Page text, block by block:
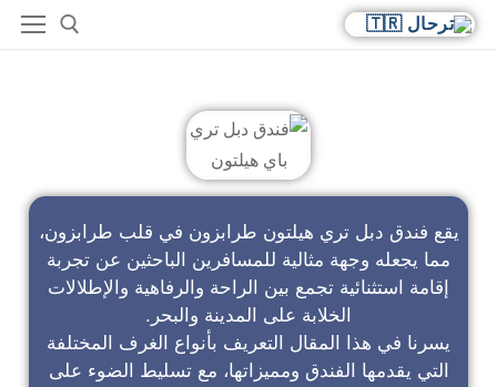
يقع فندق دبل تري هيلتون طرابزون في قلب طرابزون،
مما يجعله وجهة مثالية للمسافرين الباحثين عن تجربة
إقامة استثنائية تجمع بين الراحة والرفاهية والإطلالات
الخلابة على المدينة والبحر.
يسرنا في هذا المقال التعريف بأنواع الغرف المختلفة
التي يقدمها الفندق ومميزاتها، مع تسليط الضوء على